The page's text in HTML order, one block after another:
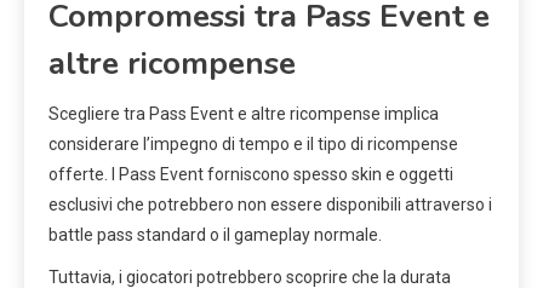
Compromessi tra Pass Event e
altre ricompense
Scegliere tra Pass Event e altre ricompense implica
considerare l’impegno di tempo e il tipo di ricompense
offerte. I Pass Event forniscono spesso skin e oggetti
esclusivi che potrebbero non essere disponibili attraverso i
battle pass standard o il gameplay normale.
Tuttavia, i giocatori potrebbero scoprire che la durata